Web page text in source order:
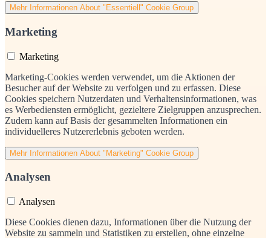
Mehr Informationen About "Essentiell" Cookie Group
Marketing
Marketing
Marketing-Cookies werden verwendet, um die Aktionen der
Besucher auf der Website zu verfolgen und zu erfassen. Diese
Cookies speichern Nutzerdaten und Verhaltensinformationen, was
es Werbediensten ermöglicht, gezieltere Zielgruppen anzusprechen.
Zudem kann auf Basis der gesammelten Informationen ein
individuelleres Nutzererlebnis geboten werden.
Mehr Informationen About "Marketing" Cookie Group
Analysen
Analysen
Diese Cookies dienen dazu, Informationen über die Nutzung der
Website zu sammeln und Statistiken zu erstellen, ohne einzelne